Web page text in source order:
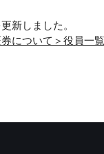
新しました。
について＞役員一覧